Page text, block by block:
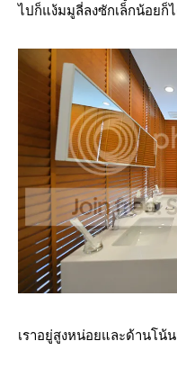
ไปก็แง้มมูลี่ลงซักเล็กน้อยก็
เราอยู่สูงหน่อยและด้านโ